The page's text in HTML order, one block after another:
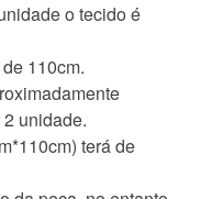
o tecido é
110cm.
unidade.
terá de